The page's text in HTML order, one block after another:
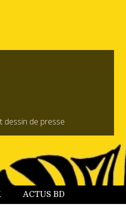
dessin de presse
ACTUS BD